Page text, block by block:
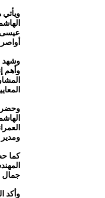
ويأتي
عيسى
وشهد
وأهم
وحضر
ومدير
كما
وأكد